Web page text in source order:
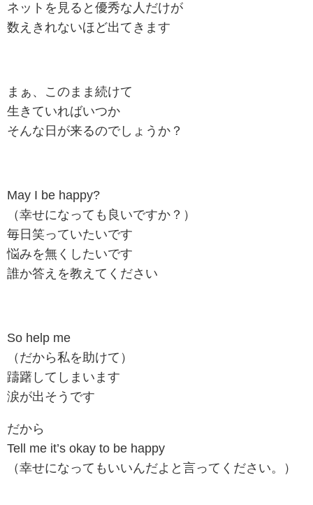
ネットを見ると優秀な人だけが
数えきれないほど出てきます
まぁ、このまま続けて
生きていればいつか
そんな日が来るのでしょうか？
May I be happy?
（幸せになっても良いですか？）
毎日笑っていたいです
悩みを無くしたいです
誰か答えを教えてください
So help me
（だから私を助けて）
躊躇してしまいます
涙が出そうです
だから
Tell me it’s okay to be happy
（幸せになってもいいんだよと言ってください。）